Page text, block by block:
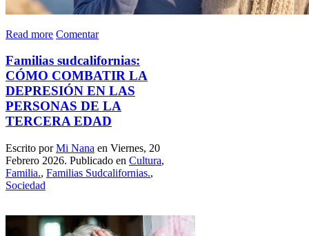
Read more Comentar
Familias sudcalifornias:
CÓMO COMBATIR LA
DEPRESIÓN EN LAS
PERSONAS DE LA
TERCERA EDAD
Escrito porMi Nana en Viernes, 20
Febrero 2026. Publicado en Cultura,
Familia., Familias Sudcalifornias.,
Sociedad